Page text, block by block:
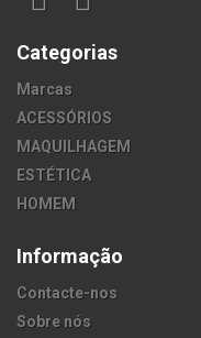
Categorias
Marcas
ACESSÓRIOS
MAQUILHAGEM
ESTÉTICA
HOMEM
Informação
Contacte-nos
Sobre nós